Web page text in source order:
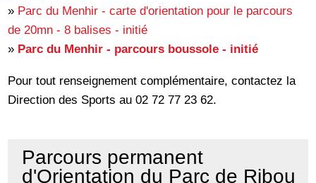
» Parc du Menhir - carte d'orientation pour le parcours
de 20mn - 8 balises - initié
» Parc du Menhir - parcours boussole - initié
Pour tout renseignement complémentaire, contactez la
Direction des Sports au 02 72 77 23 62.
Parcours permanent
d'Orientation du Parc de Ribou